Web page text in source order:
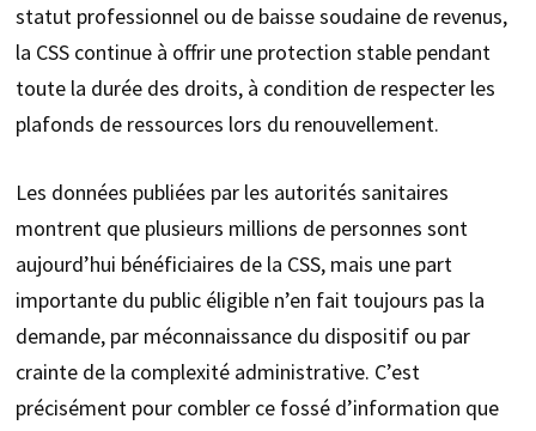
statut professionnel ou de baisse soudaine de revenus,
la CSS continue à offrir une protection stable pendant
toute la durée des droits, à condition de respecter les
plafonds de ressources lors du renouvellement.
Les données publiées par les autorités sanitaires
montrent que plusieurs millions de personnes sont
aujourd’hui bénéficiaires de la CSS, mais une part
importante du public éligible n’en fait toujours pas la
demande, par méconnaissance du dispositif ou par
crainte de la complexité administrative. C’est
précisément pour combler ce fossé d’information que